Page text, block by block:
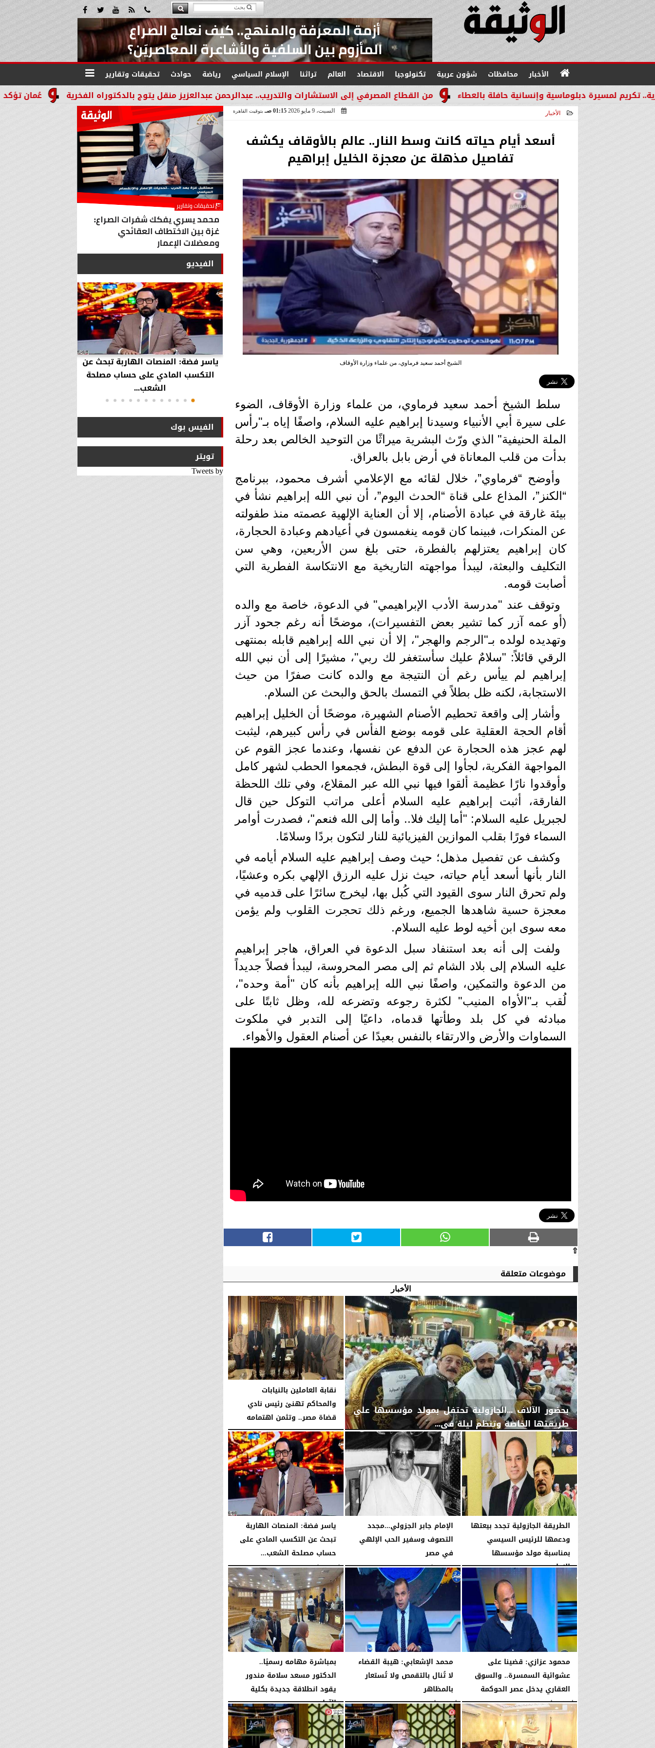
الأخبار محافظات شؤون عربية تكنولوجيا الاقتصاد العالم تراثنا الإسلام السياسي رياضة حوادث تحقيقات وتقارير
عُمان تؤكد التزامها بدعم من القطاع المصرفي إلى الاستشارات والتدريب.. عبدالرحمن عبدالعزيز منقل يتوج بالدكتوراه الفخرية دبلوماسية وإنسانية حافلة بالعطاء
الأخبار السبت، 9 مايو 2026 01:15 صـ بتوقيت القاهرة
أسعد أيام حياته كانت وسط النار.. عالم بالأوقاف يكشف
تفاصيل مذهلة عن معجزة الخليل إبراهيم
الشيخ أحمد سعيد فرماوي، من علماء وزارة الأوقاف
سلط الشيخ أحمد سعيد فرماوي، من علماء وزارة الأوقاف، الضوء
على سيرة أبي الأنبياء وسيدنا إبراهيم عليه السلام، واصفًا إياه بـ"رأس
الملة الحنيفية" الذي ورّث البشرية ميراثًا من التوحيد الخالص بعد رحلة
بدأت من قلب المعاناة في أرض بابل بالعراق.
وأوضح “فرماوي”، خلال لقائه مع الإعلامي أشرف محمود، ببرنامج
“الكنز”، المذاع على قناة “الحدث اليوم”، أن نبي الله إبراهيم نشأ في
بيئة غارقة في عبادة الأصنام، إلا أن العناية الإلهية عصمته منذ طفولته
عن المنكرات، فبينما كان قومه ينغمسون في أعيادهم وعبادة الحجارة،
كان إبراهيم يعتزلهم بالفطرة، حتى بلغ سن الأربعين، وهي سن
التكليف والبعثة، ليبدأ مواجهته التاريخية مع الانتكاسة الفطرية التي
أصابت قومه.
وتوقف عند "مدرسة الأدب الإبراهيمي" في الدعوة، خاصة مع والده
(أو عمه آزر كما تشير بعض التفسيرات)، موضحًا أنه رغم جحود آزر
وتهديده لولده بـ"الرجم والهجر"، إلا أن نبي الله إبراهيم قابله بمنتهى
الرقي قائلاً: "سلامٌ عليك سأستغفر لك ربي"، مشيرًا إلى أن نبي الله
إبراهيم لم ييأس رغم أن النتيجة مع والده كانت صفرًا من حيث
الاستجابة، لكنه ظل بطلاً في التمسك بالحق والبحث عن السلام.
وأشار إلى واقعة تحطيم الأصنام الشهيرة، موضحًا أن الخليل إبراهيم
أقام الحجة العقلية على قومه بوضع الفأس في رأس كبيرهم، ليثبت
لهم عجز هذه الحجارة عن الدفع عن نفسها، وعندما عجز القوم عن
المواجهة الفكرية، لجأوا إلى قوة البطش، فجمعوا الحطب لشهر كامل
وأوقدوا نارًا عظيمة ألقوا فيها نبي الله عبر المقلاع، وفي تلك اللحظة
الفارقة، أثبت إبراهيم عليه السلام أعلى مراتب التوكل حين قال
لجبريل عليه السلام: "أما إليك فلا.. وأما إلى الله فنعم"، فصدرت أوامر
السماء فورًا بقلب الموازين الفيزيائية للنار لتكون بردًا وسلامًا.
وكشف عن تفصيل مذهل؛ حيث وصف إبراهيم عليه السلام أيامه في
النار بأنها أسعد أيام حياته، حيث نزل عليه الرزق الإلهي بكره وعشيًا،
ولم تحرق النار سوى القيود التي كُبل بها، ليخرج سائرًا على قدميه في
معجزة حسية شاهدها الجميع، ورغم ذلك تحجرت القلوب ولم يؤمن
معه سوى ابن أخيه لوط عليه السلام.
ولفت إلى أنه بعد استنفاد سبل الدعوة في العراق، هاجر إبراهيم
عليه السلام إلى بلاد الشام ثم إلى مصر المحروسة، ليبدأ فصلاً جديداً
من الدعوة والتمكين، واصفًا نبي الله إبراهيم بأنه كان "أمة وحده"،
لُقب بـ"الأواه المنيب" لكثرة رجوعه وتضرعه لله، وظل ثابتًا على
مبادئه في كل بلد وطأتها قدماه، داعيًا إلى التدبر في ملكوت
السماوات والأرض والارتقاء بالنفس بعيدًا عن أصنام العقول والأهواء.
⇧
موضوعات متعلقة
الأخبار
بحضور الآلاف ...الجازولية تحتفل بمولد مؤسسها علي
طريقتها الخاصة وتنظم ليلة في...
الجمعة، 7 أغسطس 2026 11:31 صـ
نقابة العاملين بالنيابات
والمحاكم تهنئ رئيس نادي
قضاة مصر.. وتثمن اهتمامه
بدعم...
الخميس، 6 أغسطس 2026 06:22 مـ
الطريقة الجازولية تجدد بيعتها
ودعمها للرئيس السيسي
بمناسبة مولد مؤسسها
الإمام...
الخميس، 6 أغسطس 2026 02:46 مـ
الإمام جابر الجزولي...مجدد
التصوف وسفير الحب الإلهي
في مصر
الخميس، 6 أغسطس 2026 01:45 مـ
ياسر فضة: المنصات الهاربة
تبحث عن التكسب المادي على
حساب مصلحة الشعب...
الأربعاء، 5 أغسطس 2026 08:42 مـ
محمود عزازي: قضينا على
عشوائية السمسرة.. والسوق
العقاري يدخل عصر الحوكمة
الأربعاء، 5 أغسطس 2026 08:19 مـ
محمد الإشعابي: هيبة القضاء
لا تُنال بالتقمص ولا تُستعار
بالمظاهر
الأربعاء، 5 أغسطس 2026 08:17 مـ
بمباشرة مهامه رسميًا..
الدكتور مسعد سلامة مندور
يقود انطلاقة جديدة بكلية
الآداب...
الأربعاء، 5 أغسطس 2026 04:51 مـ
الفيديو
أستاذ كيمياء حيوية: غلي اللبن السايب
ياسر فضة: المنصات الهاربة تبحث عن
التكسب المادي على حساب مصلحة
الشعب...
الفيس بوك
تويتر
Tweets by